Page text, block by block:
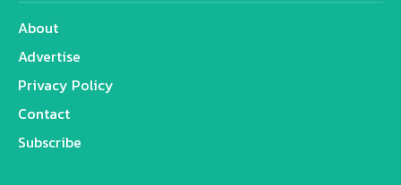
About
Advertise
Privacy Policy
Contact
Subscribe